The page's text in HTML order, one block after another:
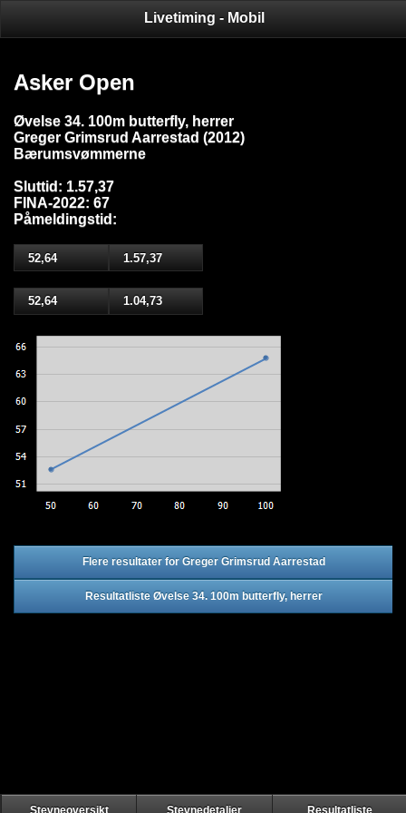
Livetiming - Mobil
Asker Open
Øvelse 34. 100m butterfly, herrer
Greger Grimsrud Aarrestad (2012)
Bærumsvømmerne
Sluttid: 1.57,37
FINA-2022: 67
Påmeldingstid:
52,64 1.57,37
52,64 1.04,73
Flere resultater for Greger Grimsrud Aarrestad
Resultatliste Øvelse 34. 100m butterfly, herrer
Stevneoversikt Stevnedetaljer Resultatliste